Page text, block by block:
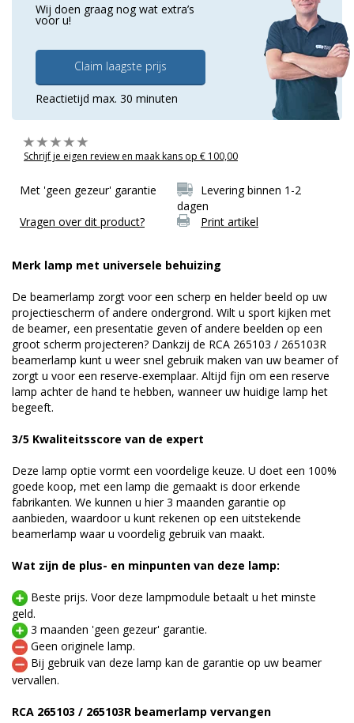
Wij doen graag nog wat extra’s
voor u!
Claim laagste prijs
Reactietijd max. 30 minuten
Schrijf je eigen review en maak kans op € 100,00
Met 'geen gezeur' garantie
Levering binnen 1-2
dagen
Vragen over dit product?
Print artikel
Merk lamp met universele behuizing
De beamerlamp zorgt voor een scherp en helder beeld op uw
projectiescherm of andere ondergrond. Wilt u sport kijken met
de beamer, een presentatie geven of andere beelden op een
groot scherm projecteren? Dankzij de RCA 265103 / 265103R
beamerlamp kunt u weer snel gebruik maken van uw beamer of
zorgt u voor een reserve-exemplaar. Altijd fijn om een reserve
lamp achter de hand te hebben, wanneer uw huidige lamp het
begeeft.
3/5 Kwaliteitsscore van de expert
Deze lamp optie vormt een voordelige keuze. U doet een 100%
goede koop, met een lamp die gemaakt is door erkende
fabrikanten. We kunnen u hier 3 maanden garantie op
aanbieden, waardoor u kunt rekenen op een uitstekende
beamerlamp waar u voordelig gebruik van maakt.
Wat zijn de plus- en minpunten van deze lamp:
Beste prijs. Voor deze lampmodule betaalt u het minste
geld.
3 maanden 'geen gezeur' garantie.
Geen originele lamp.
Bij gebruik van deze lamp kan de garantie op uw beamer
vervallen.
RCA 265103 / 265103R beamerlamp vervangen